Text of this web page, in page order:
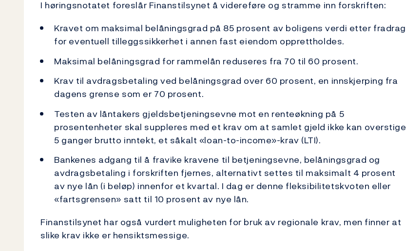
I høringsnotatet foreslår Finanstilsynet å videreføre og stramme inn forskriften:
Kravet om maksimal belåningsgrad på 85 prosent av boligens verdi etter fradrag
for eventuell tilleggssikkerhet i annen fast eiendom opprettholdes.
Maksimal belåningsgrad for rammelån reduseres fra 70 til 60 prosent.
Krav til avdragsbetaling ved belåningsgrad over 60 prosent, en innskjerping fra
dagens grense som er 70 prosent.
Testen av låntakers gjeldsbetjeningsevne mot en renteøkning på 5
prosentenheter skal suppleres med et krav om at samlet gjeld ikke kan overstige
5 ganger brutto inntekt, et såkalt «loan-to-income»-krav (LTI).
Bankenes adgang til å fravike kravene til betjeningsevne, belånings­grad og
avdragsbetaling i forskriften fjernes, alternativt settes til maksimalt 4 prosent
av nye lån (i beløp) innenfor et kvartal. I dag er denne fleksibilitetskvoten eller
«fartsgrensen» satt til 10 prosent av nye lån.
Finanstilsynet har også vurdert muligheten for bruk av regionale krav, men finner at
slike krav ikke er hensiktsmessige.